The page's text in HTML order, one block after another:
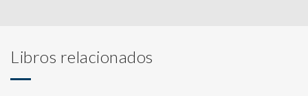
Libros relacionados